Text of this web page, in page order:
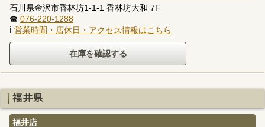
石川県金沢市香林坊1-1-1 香林坊大和 7F
☎ 076-220-1288
ℹ 営業時間・店休日・アクセス情報はこちら
福井県
福井店